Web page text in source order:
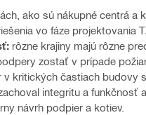
ako sú nákupné centrá a
vo fáze projektovania
rôzne krajiny majú rôzne
zostať v prípade
v kritických častiach budovy
integritu a funkčnosť
návrh podpier a kotiev.